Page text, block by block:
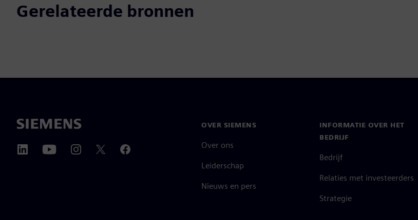
Gerelateerde bronnen
OVER SIEMENS
Over ons
Leiderschap
Nieuws en pers
INFORMATIE OVER HET
BEDRIJF
Bedrijf
Relaties met investeerders
Strategie